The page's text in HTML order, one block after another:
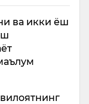
ва икки ёш